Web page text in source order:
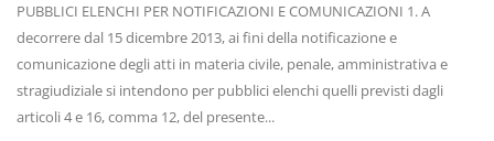
PUBBLICI ELENCHI PER NOTIFICAZIONI E COMUNICAZIONI 1. A
decorrere dal 15 dicembre 2013, ai fini della notificazione e
comunicazione degli atti in materia civile, penale, amministrativa e
stragiudiziale si intendono per pubblici elenchi quelli previsti dagli
articoli 4 e 16, comma 12, del presente...